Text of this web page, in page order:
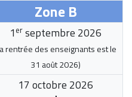
Zone B
1 er septembre 2026
rentrée des enseignants est le
31 août 2026)
17 octobre 2026